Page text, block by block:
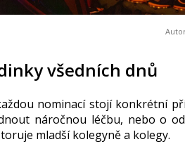
všedních dnů
nominací stojí konkrétní
náročnou léčbu, nebo o
mladší kolegyně a kolegy.